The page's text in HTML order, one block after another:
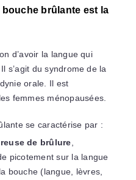
brûlante est la
d’avoir la langue qui
s’agit du syndrome de la
orale. Il est
femmes ménopausées.
se caractérise par :
de brûlure
picotement sur la langue
bouche (langue, lèvres,